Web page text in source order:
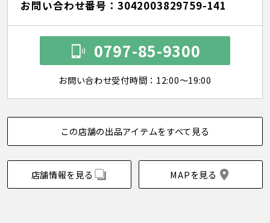
お問い合わせ番号：3042003829759-141
0797-85-9300
お問い合わせ受付時間：12:00～19:00
この店舗の出品アイテムをすべて見る
店舗情報を見る MAPを見る